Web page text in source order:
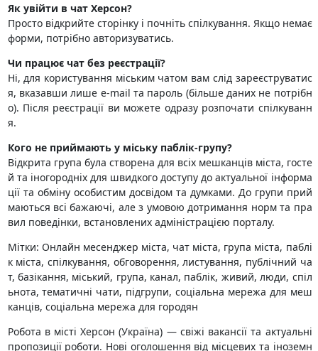
Як увійти в чат Херсон?
Просто відкрийте сторінку і почніть спілкування. Якщо немає
форми, потрібно авторизуватись.
Чи працює чат без реєстрації?
Ні, для користування міським чатом вам слід зареєструватис
я, вказавши лише e-mail та пароль (більше даних не потрібн
о). Після реєстрації ви можете одразу розпочати спілкуванн
я.
Кого не приймають у міську паблік-групу?
Відкрита група була створена для всіх мешканців міста, госте
й та іногородніх для швидкого доступу до актуальної інформа
ції та обміну особистим досвідом та думками. До групи прий
маються всі бажаючі, але з умовою дотримання норм та пра
вил поведінки, встановлених адміністрацією порталу.
Мітки: Онлайн месенджер міста, чат міста, група міста, паблі
к міста, спілкування, обговорення, листування, публічний ча
т, базікання, міський, група, канал, паблік, живий, люди, спіл
ьнота, тематичні чати, підгрупи, соціальна мережа для меш
канців, соціальна мережа для городян
Робота в місті Херсон (Україна) — свіжі вакансії та актуальні
пропозиції роботи. Нові оголошення від місцевих та іноземн